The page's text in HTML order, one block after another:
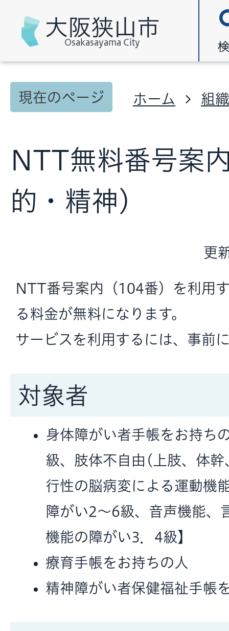
大阪狭山市
Osakasayama City
現在のページ ホーム 組
NTT無料番号案
的・精神)
更
NTT番号案内（104番）を利用
る料金が無料になります。
サービスを利用するには、事前
対象者
身体障がい者手帳をお持ち
級、肢体不自由(上肢、体
行性の脳病変による運動機
障がい2～6級、音声機能、
機能の障がい3．4級】
療育手帳をお持ちの人
精神障がい者保健福祉手帳